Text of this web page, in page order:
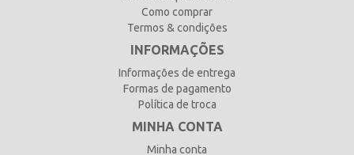
Como comprar
Termos & condições
INFORMAÇÕES
Informações de entrega
Formas de pagamento
Política de troca
MINHA CONTA
Minha conta